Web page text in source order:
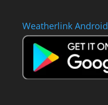
Weatherlink Android